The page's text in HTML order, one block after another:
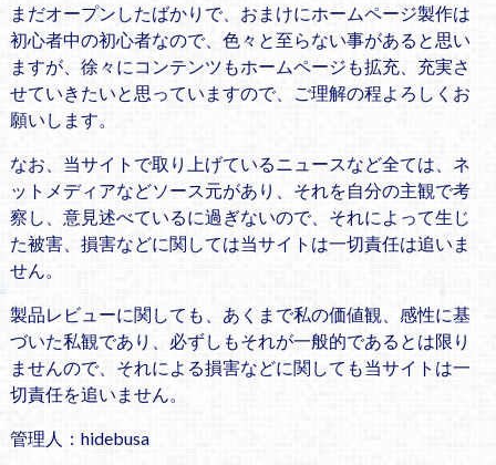
まだオープンしたばかりで、おまけにホームページ製作は
初心者中の初心者なので、色々と至らない事があると思い
ますが、徐々にコンテンツもホームページも拡充、充実さ
せていきたいと思っていますので、ご理解の程よろしくお
願いします。
なお、当サイトで取り上げているニュースなど全ては、ネ
ットメディアなどソース元があり、それを自分の主観で考
察し、意見述べているに過ぎないので、それによって生じ
た被害、損害などに関しては当サイトは一切責任は追いま
せん。
製品レビューに関しても、あくまで私の価値観、感性に基
づいた私観であり、必ずしもそれが一般的であるとは限り
ませんので、それによる損害などに関しても当サイトは一
切責任を追いません。
管理人：hidebusa